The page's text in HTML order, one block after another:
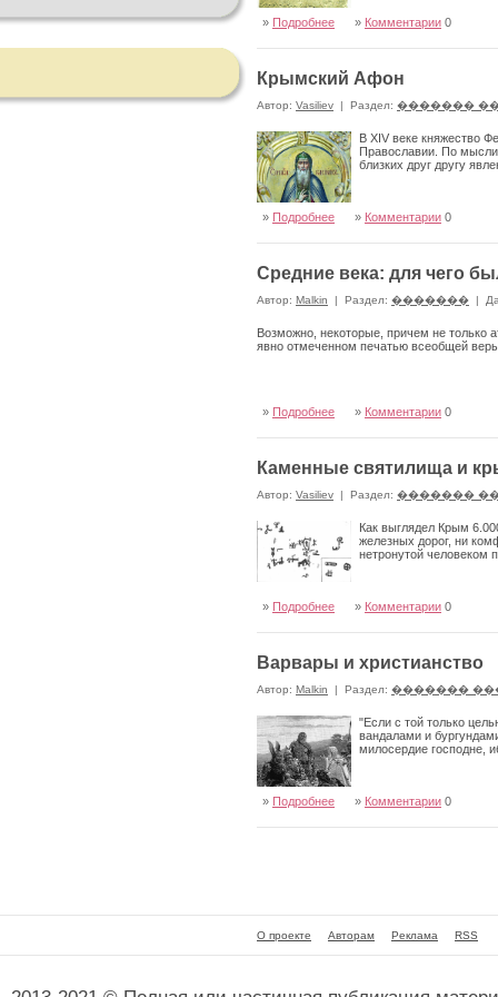
» Подробнее » Комментарии 0
Крымский Афон
Автор: Vasiliev | Раздел: �������
В XIV веке княжество
Православии. По
близких друг другу
» Подробнее » Комментарии 0
Средние века: для чего
Автор: Malkin | Раздел: ������� |
Возможно, некоторые, причем не только
явно отмеченном печатью всеобщей
» Подробнее » Комментарии 0
Каменные святилища и
Автор: Vasiliev | Раздел: �������
Как выглядел Крым
железных дорог, ни
нетронутой человеком
» Подробнее » Комментарии 0
Варвары и христианство
Автор: Malkin | Раздел: �������
"Если с той только
вандалами и
милосердие господне,
» Подробнее » Комментарии 0
О проекте Авторам Реклама RSS